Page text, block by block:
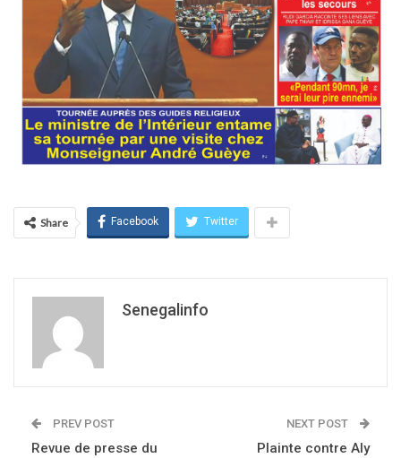
Share Facebook Twitter
Senegalinfo
PREV POST
Revue de presse du
NEXT POST
Plainte contre Aly